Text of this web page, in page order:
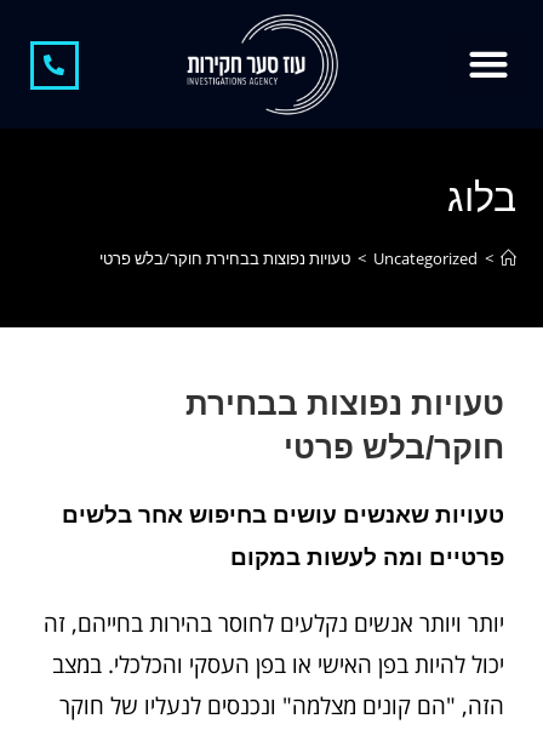
בלוג
>
Uncategorized
> טעויות נפוצות בבחירת חוקר/בלש פרטי
טעויות נפוצות בבחירת
חוקר/בלש פרטי
טעויות שאנשים עושים בחיפוש אחר בלשים
פרטיים ומה לעשות במקום
יותר ויותר אנשים נקלעים לחוסר בהירות בחייהם, זה
יכול להיות בפן האישי או בפן העסקי והכלכלי. במצב
הזה, "הם קונים מצלמה" ונכנסים לנעליו של חוקר